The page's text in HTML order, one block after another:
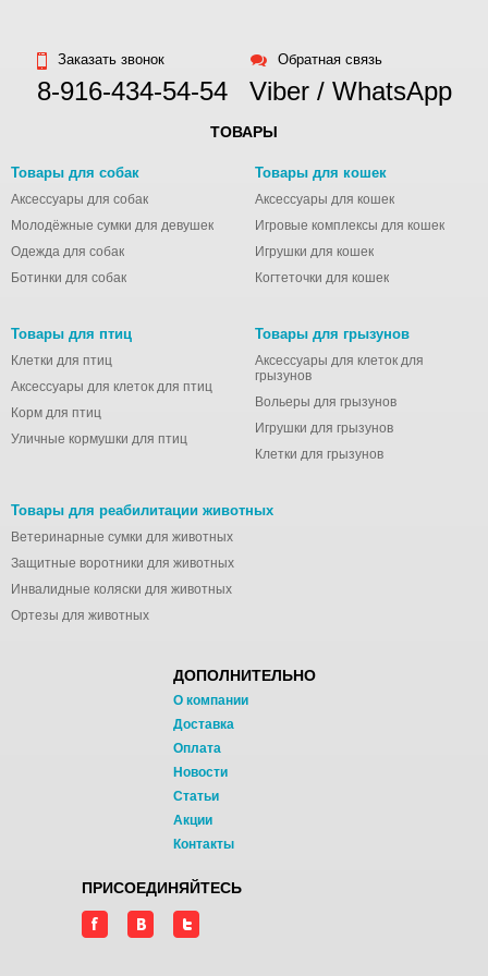
Заказать звонок
8-916-434-54-54
Обратная связь
Viber / WhatsApp
ТОВАРЫ
Товары для собак
Аксессуары для собак
Молодёжные сумки для девушек
Одежда для собак
Ботинки для собак
Товары для кошек
Аксессуары для кошек
Игровые комплексы для кошек
Игрушки для кошек
Когтеточки для кошек
Товары для птиц
Клетки для птиц
Аксессуары для клеток для птиц
Корм для птиц
Уличные кормушки для птиц
Товары для грызунов
Аксессуары для клеток для
грызунов
Вольеры для грызунов
Игрушки для грызунов
Клетки для грызунов
Товары для реабилитации животных
Ветеринарные сумки для животных
Защитные воротники для животных
Инвалидные коляски для животных
Ортезы для животных
ДОПОЛНИТЕЛЬНО
О компании
Доставка
Оплата
Новости
Статьи
Акции
Контакты
ПРИСОЕДИНЯЙТЕСЬ